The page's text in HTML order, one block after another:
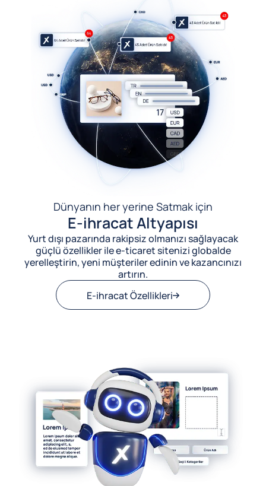
Dünyanın her yerine Satmak için
E-ihracat Altyapısı
Yurt dışı pazarında rakipsiz olmanızı sağlayacak
güçlü özellikler ile e-ticaret sitenizi globalde
yerelleştirin, yeni müşteriler edinin ve kazancınızı
artırın.
E-ihracat Özellikleri